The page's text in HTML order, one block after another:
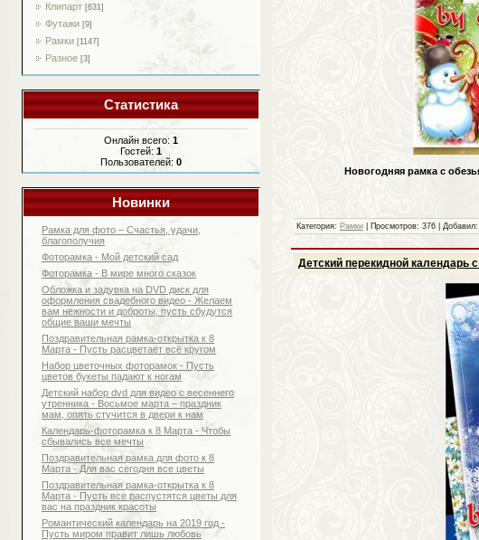
Клипарт [631]
Футажи [9]
Рамки [1147]
Разное [3]
Статистика
Онлайн всего: 1
Гостей: 1
Пользователей: 0
Новинки
Рамка для фото – Счастья, удачи,
благополучия
Фоторамка - Мой детский сад
Фоторамка - В мире много сказок
Обложка и задувка на DVD диск для
оформления свадебного видео - Желаем
вам нежности и доброты, пусть сбудутся
общие ваши мечты
Поздравительная рамка-открытка к 8
Марта - Пусть расцветает всё кругом
Набор цветочных фоторамок - Пусть
цветов букеты падают к ногам
Детский набор dvd для видео с весеннего
утренника - Восьмое марта – праздник
мам, опять стучится в двери к нам
Календарь-фоторамка к 8 Марта - Чтобы
сбывались все мечты
Поздравительная рамка для фото к 8
Марта - Для вас сегодня все цветы
Поздравительная рамка-открытка к 8
Марта - Пусть все распустятся цветы для
вас на праздник красоты
Романтический календарь на 2019 год -
Пусть миром правит лишь любовь
Новогодняя рамка с
Категория: Рамки| Просмотров: 376 | Добавил:
Детский перекидной